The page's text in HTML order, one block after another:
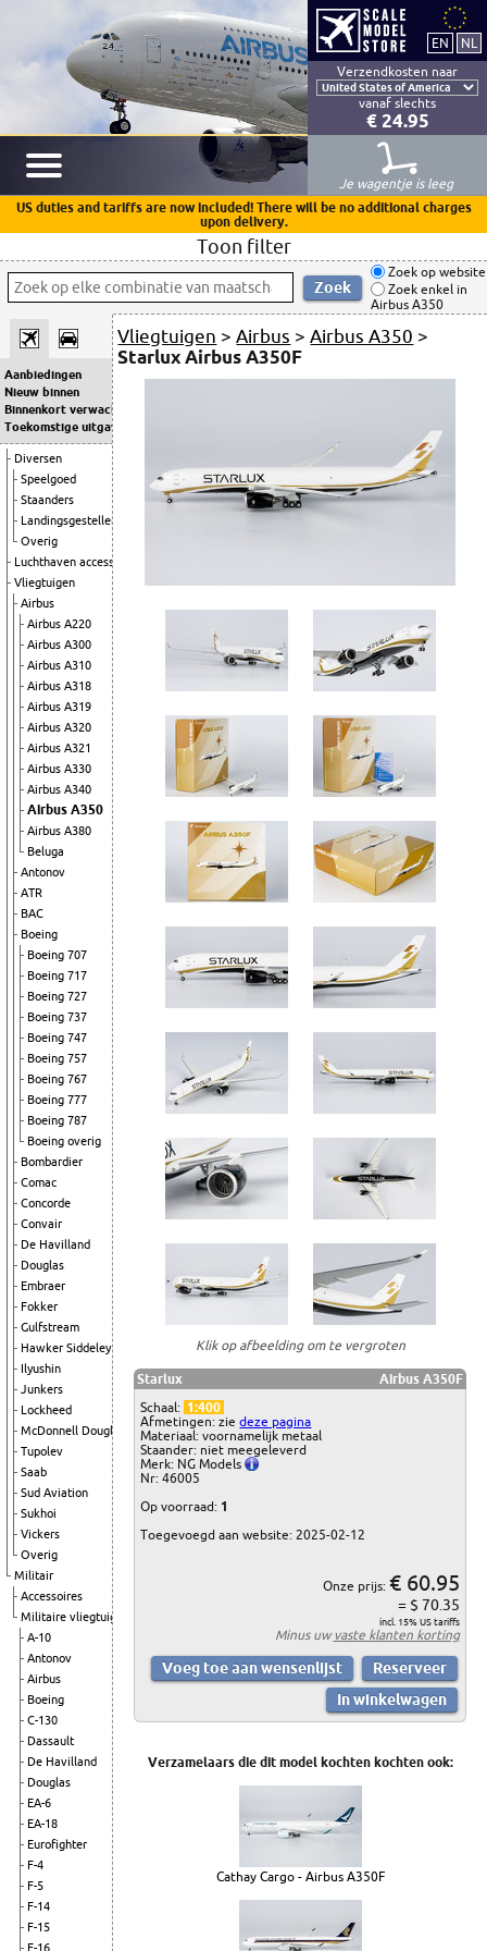
Verzendkosten naar
vanaf slechts
€ 24.95
Je wagentje is leeg
US duties and tariffs are now included! There will be no additional charges
upon delivery.
Toon filter
Zoek op website
Zoek enkel in
Airbus A350
Aanbiedingen
Nieuw binnen
Binnenkort verwacht
Toekomstige uitgaven
Diversen
Speelgoed
Staanders
Landingsgestellen
Overig
Luchthaven accessoires
Vliegtuigen
Airbus
Airbus A220
Airbus A300
Airbus A310
Airbus A318
Airbus A319
Airbus A320
Airbus A321
Airbus A330
Airbus A340
Airbus A350
Airbus A380
Beluga
Antonov
ATR
BAC
Boeing
Boeing 707
Boeing 717
Boeing 727
Boeing 737
Boeing 747
Boeing 757
Boeing 767
Boeing 777
Boeing 787
Boeing overig
Bombardier
Comac
Concorde
Convair
De Havilland
Douglas
Embraer
Fokker
Gulfstream
Hawker Siddeley
Ilyushin
Junkers
Lockheed
McDonnell Douglas
Tupolev
Saab
Sud Aviation
Sukhoi
Vickers
Overig
Militair
Accessoires
Militaire vliegtuigen
A-10
Antonov
Airbus
Boeing
C-130
Dassault
De Havilland
Douglas
EA-6
EA-18
Eurofighter
F-4
F-5
F-14
F-15
F-16
Vliegtuigen >Airbus >Airbus A350 >
Starlux Airbus A350F
Klik op afbeelding om te vergroten
Starlux
Airbus A350F
Schaal: 1:400
Afmetingen: ziedeze pagina
Materiaal: voornamelijk metaal
Staander: niet meegeleverd
Merk: NG Models
Nr: 46005
Op voorraad: 1
Toegevoegd aan website: 2025-02-12
Onze prijs: € 60.95
= $ 70.35
incl. 15% US tariffs
Minus uwvaste klanten korting
Verzamelaars die dit model kochten kochten ook:
Cathay Cargo - Airbus A350F